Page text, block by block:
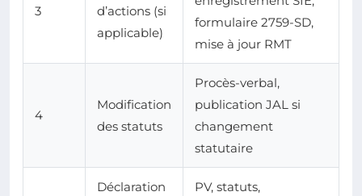
3
d’actions (si
applicable)
formulaire 2759-SD,
mise à jour RMT
4
Modification
des statuts
Procès-verbal,
publication JAL si
changement
statutaire
Déclaration
PV, statuts,